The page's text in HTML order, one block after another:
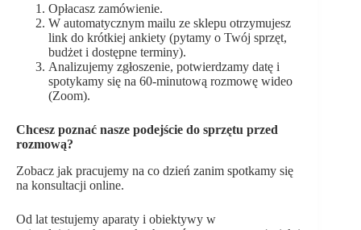
Opłacasz zamówienie.
W automatycznym mailu ze sklepu otrzymujesz
link do krótkiej ankiety (pytamy o Twój sprzęt,
budżet i dostępne terminy).
Analizujemy zgłoszenie, potwierdzamy datę i
spotykamy się na 60-minutową rozmowę wideo
(Zoom).
Chcesz poznać nasze podejście do sprzętu przed
rozmową?
Zobacz jak pracujemy na co dzień zanim spotkamy się
na konsultacji online.
Od lat testujemy aparaty i obiektywy w